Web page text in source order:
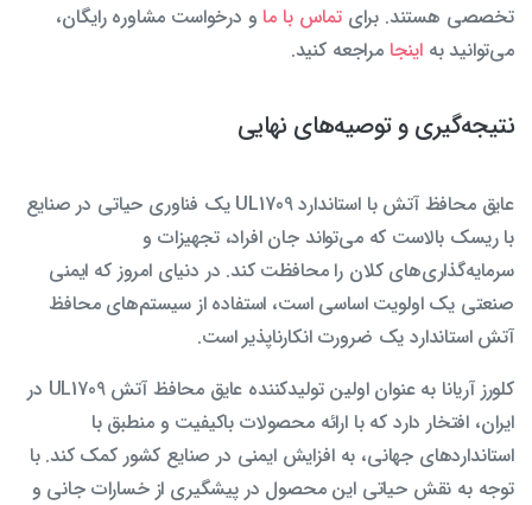
تخصصی هستند. برایتماس با ما و درخواست مشاوره رایگان،
می‌توانید بهاینجا مراجعه کنید.
نتیجه‌گیری و توصیه‌های نهایی
عایق محافظ آتش با استاندارد UL1709 یک فناوری حیاتی در صنایع
با ریسک بالاست که می‌تواند جان افراد، تجهیزات و
سرمایه‌گذاری‌های کلان را محافظت کند. در دنیای امروز که ایمنی
صنعتی یک اولویت اساسی است، استفاده از سیستم‌های محافظ
آتش استاندارد یک ضرورت انکارناپذیر است.
کلورز آریانا به عنوان اولین تولیدکننده عایق محافظ آتش UL1709 در
ایران، افتخار دارد که با ارائه محصولات باکیفیت و منطبق با
استانداردهای جهانی، به افزایش ایمنی در صنایع کشور کمک کند. با
توجه به نقش حیاتی این محصول در پیشگیری از خسارات جانی و